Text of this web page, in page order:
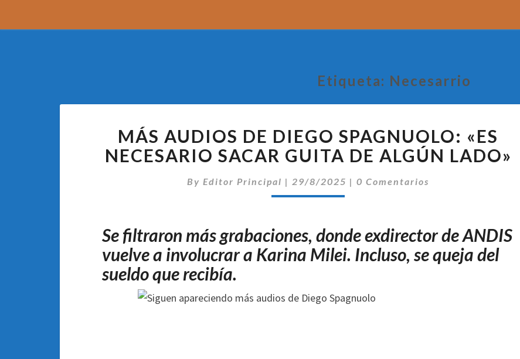
Etiqueta: Necesarrio
AUDIOS
DE
DIEGO
SPAGNUOLO:
«ES
GUITA
DE
MÁS AUDIOS DE DIEGO SPAGNUOLO: «ES
NECESARIO SACAR GUITA DE ALGÚN LADO»
ByEditor Principal | 29/8/2025 |Comentarios
0 Comentarios
Se filtraron más grabaciones, donde exdirector de ANDIS
vuelve a involucrar a Karina Milei. Incluso, se queja del
sueldo que recibía.